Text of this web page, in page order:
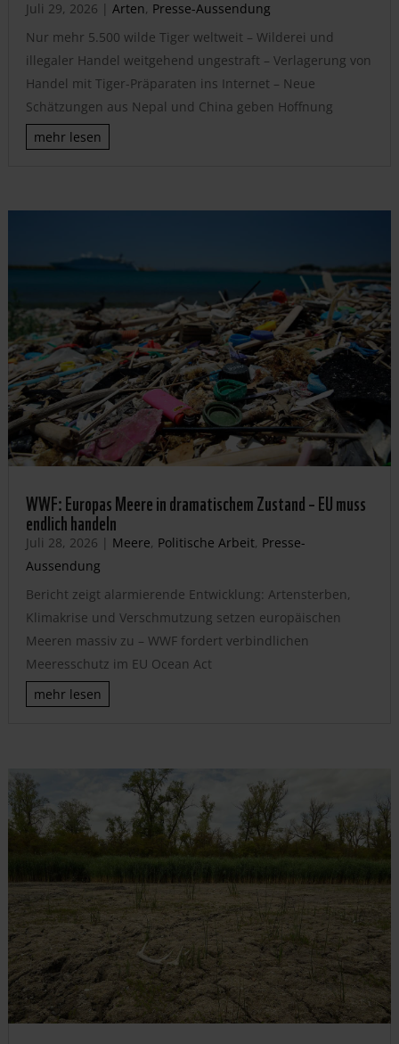
Juli 29, 2026 | Arten, Presse-Aussendung
Nur mehr 5.500 wilde Tiger weltweit – Wilderei und
illegaler Handel weitgehend ungestraft – Verlagerung von
Handel mit Tiger-Präparaten ins Internet – Neue
Schätzungen aus Nepal und China geben Hoffnung
mehr lesen
WWF: Europas Meere in dramatischem Zustand – EU muss
endlich handeln
Juli 28, 2026 | Meere, Politische Arbeit, Presse-
Aussendung
Bericht zeigt alarmierende Entwicklung: Artensterben,
Klimakrise und Verschmutzung setzen europäischen
Meeren massiv zu – WWF fordert verbindlichen
Meeresschutz im EU Ocean Act
mehr lesen